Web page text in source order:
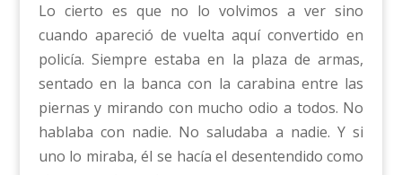
Lo cierto es que no lo volvimos a ver sino
cuando apareció de vuelta aquí convertido en
policía. Siempre estaba en la plaza de armas,
sentado en la banca con la carabina entre las
piernas y mirando con mucho odio a todos. No
hablaba con nadie. No saludaba a nadie. Y si
uno lo miraba, él se hacía el desentendido como